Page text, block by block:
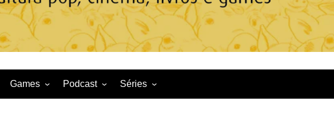
Games Podcast Séries